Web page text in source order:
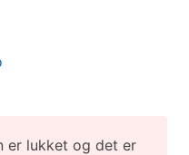
er lukket og det er